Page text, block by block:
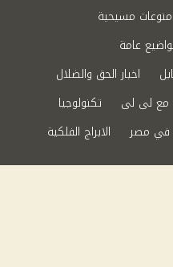
منوعات مسيحية
عامة
اخبار الحق والضلال
مع لى لى
تكنولوجيا
في مصر
الابراج الفلكية